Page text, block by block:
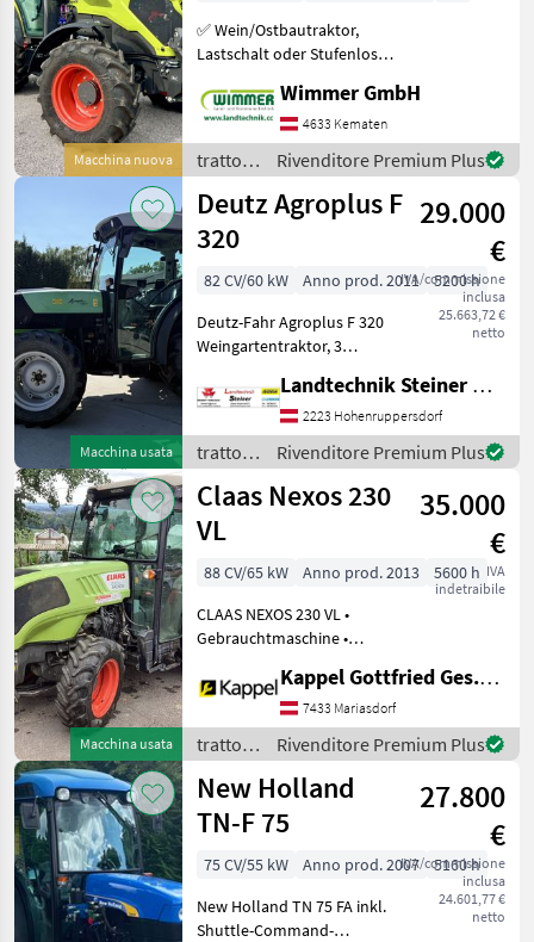
Macchina nuova
✅ Wein/Ostbautraktor,
Lastschalt oder Stufenlos,
Nexos 2 ist die perfekte
Lösung für Weinbau,
Obstbau und enge
Einsatzbereiche. Mit
verschied
Wimmer GmbH
4633 Kematen
trattori
/ Claas
Rivenditore Premium Plus
Macchina usata
Deutz Agroplus F
320
29.000
€
IVA/commissione
inclusa
25.663,72 €
netto
82 CV/60 kW Anno prod. 2011
5200 h
Deutz-Fahr Agroplus F 320
Weingartentraktor, 3
mit 3 Liter Hubraum, 45/45
Gang Getriebe mit
PowerShift
Wendeschaltung, 5 Gänge,
3 Hau
Landtechnik Steiner GmbH
2223 Hohenruppersdorf
trattori
/ Deutz
Fahr
Rivenditore Premium Plus
Macchina usata
Claas Nexos 230
VL
35.000
€
IVA
indetraibile
88 CV/65 kW Anno prod. 2013
5600 h
CLAAS NEXOS 230 VL •
Gebrauchtmaschine •
Betriebsstunden: 5.600 h •
4-Zylinder-Motor • 4 Gang
Lastschaltung - 3 Gruppen •
40 km/h • PowerShutt
Kappel Gottfried Ges.m.b.H.
7433 Mariasdorf
trattori
/ Claas
Rivenditore Premium Plus
New Holland
TN-F 75
27.800
€
IVA/commissione
inclusa
24.601,77 €
netto
75 CV/55 kW Anno prod. 2007
5160 h
New Holland TN 75 FA inkl.
Shuttle-Command-